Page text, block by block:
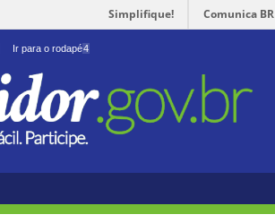
Simplifique! Comunica BR
Ir para o rodapé4